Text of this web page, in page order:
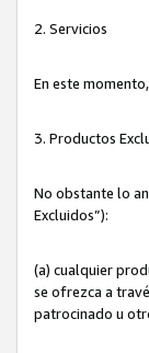
2. Servicios
En este
3. Productos
No obstante lo
Excluidos”):
(a) cualquier
se ofrezca a
patrocinado u